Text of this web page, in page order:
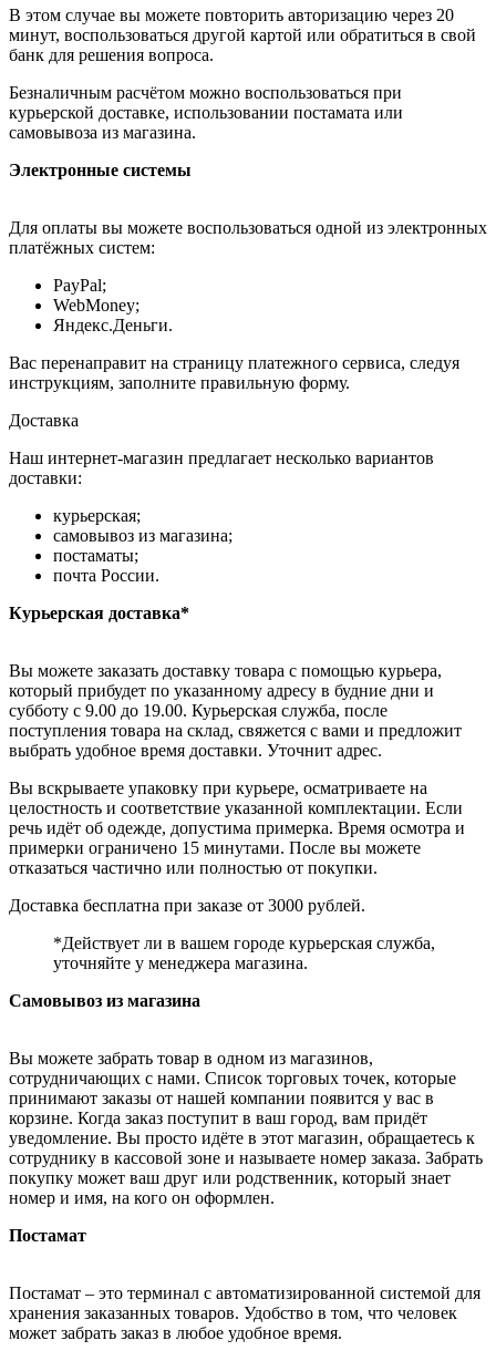
В этом случае вы можете повторить авторизацию через 20
минут, воспользоваться другой картой или обратиться в свой
банк для решения вопроса.
Безналичным расчётом можно воспользоваться при
курьерской доставке, использовании постамата или
самовывоза из магазина.
Электронные системы
Для оплаты вы можете воспользоваться одной из электронных
платёжных систем:
PayPal;
WebMoney;
Яндекс.Деньги.
Вас перенаправит на страницу платежного сервиса, следуя
инструкциям, заполните правильную форму.
Доставка
Наш интернет-магазин предлагает несколько вариантов
доставки:
курьерская;
самовывоз из магазина;
постаматы;
почта России.
Курьерская доставка*
Вы можете заказать доставку товара с помощью курьера,
который прибудет по указанному адресу в будние дни и
субботу с 9.00 до 19.00. Курьерская служба, после
поступления товара на склад, свяжется с вами и предложит
выбрать удобное время доставки. Уточнит адрес.
Вы вскрываете упаковку при курьере, осматриваете на
целостность и соответствие указанной комплектации. Если
речь идёт об одежде, допустима примерка. Время осмотра и
примерки ограничено 15 минутами. После вы можете
отказаться частично или полностью от покупки.
Доставка бесплатна при заказе от 3000 рублей.
*Действует ли в вашем городе курьерская служба,
уточняйте у менеджера магазина.
Самовывоз из магазина
Вы можете забрать товар в одном из магазинов,
сотрудничающих с нами. Список торговых точек, которые
принимают заказы от нашей компании появится у вас в
корзине. Когда заказ поступит в ваш город, вам придёт
уведомление. Вы просто идёте в этот магазин, обращаетесь к
сотруднику в кассовой зоне и называете номер заказа. Забрать
покупку может ваш друг или родственник, который знает
номер и имя, на кого он оформлен.
Постамат
Постамат – это терминал с автоматизированной системой для
хранения заказанных товаров. Удобство в том, что человек
может забрать заказ в любое удобное время.